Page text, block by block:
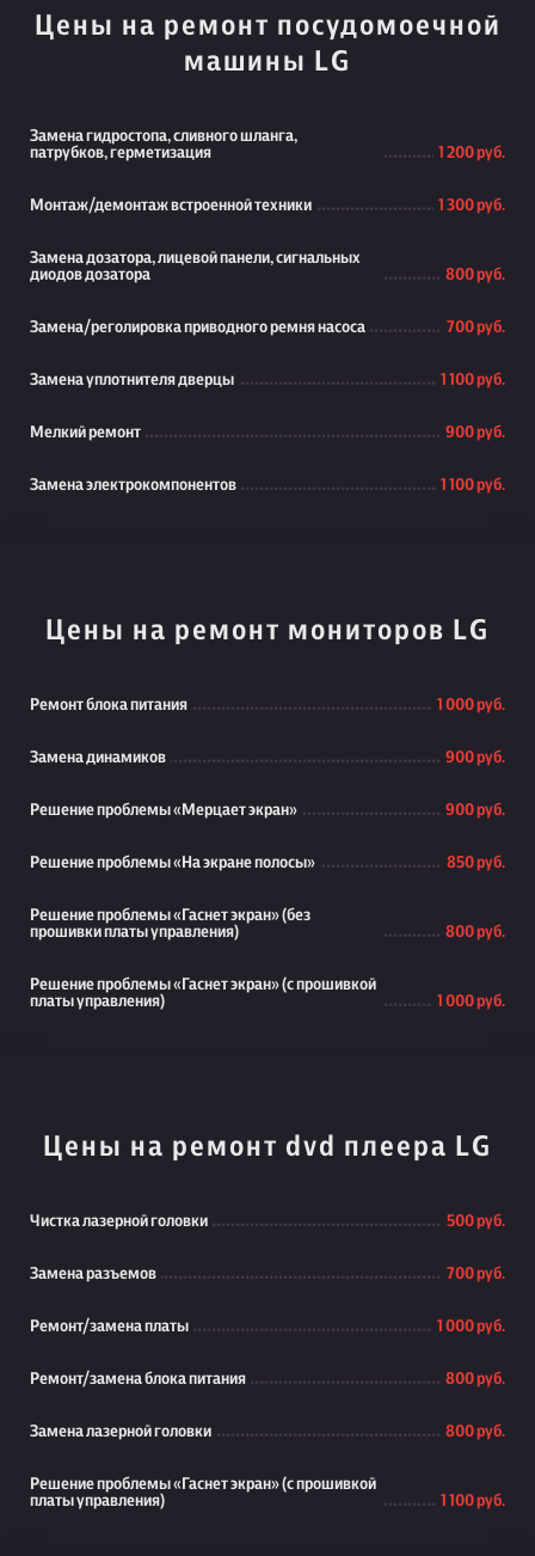
Цены на ремонт посудомоечной
машины LG
Замена гидростопа, сливного шланга,
патрубков, герметизация
1 200 руб.
Монтаж/демонтаж встроенной техники 1 300 руб.
Замена дозатора, лицевой панели, сигнальных
диодов дозатора
800 руб.
Замена/реголировка приводного ремня насоса 700 руб.
Замена уплотнителя дверцы 1 100 руб.
Мелкий ремонт 900 руб.
Замена электрокомпонентов 1 100 руб.
Цены на ремонт мониторов LG
Ремонт блока питания 1 000 руб.
Замена динамиков 900 руб.
Решение проблемы «Мерцает экран» 900 руб.
Решение проблемы «На экране полосы» 850 руб.
Решение проблемы «Гаснет экран» (без
прошивки платы управления)
800 руб.
Решение проблемы «Гаснет экран» (с прошивкой
платы управления)
1 000 руб.
Цены на ремонт dvd плеера LG
Чистка лазерной головки 500 руб.
Замена разъемов 700 руб.
Ремонт/замена платы 1 000 руб.
Ремонт/замена блока питания 800 руб.
Замена лазерной головки 800 руб.
Решение проблемы «Гаснет экран» (с прошивкой
платы управления)
1 100 руб.